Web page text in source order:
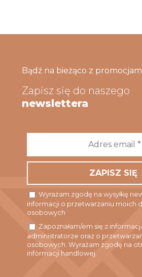
Bądź na bieżąco z
Zapisz się do naszego
newslettera
Wyrażam zgodę na wysyłkę
informacji o przetwarzaniu moich
osobowych
Zapoznałam/em się z
administratorze oraz o
osobowych. Wyrażam zgodę na
informacji handlowej.